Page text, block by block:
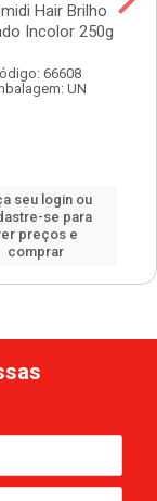
Hair Brilho
Incolor 250g
66608
UN
seu login ou
se para
preços e
comprar